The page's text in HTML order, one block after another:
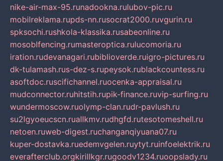
nike-air-max-95.runadookna.rulubov-pic.ru
mobilreklama.rupds-nn.rusocrat2000.ruvgurin.ru
spksochi.rushkola-klassika.rusabeonline.ru
mosoblfencing.rumasteroptica.rulucomoria.ru
iration.rudevanagari.rubiblioverde.ruigro-pictures.ru
dk-tulamash.rus-dez-s.rupeysok.rublackcountess.ru
asoftdoc.ruscifichannel.ruocenka-appraisal.ru
mudconnector.ruhitstih.rupik-finance.ruvip-surfing.ru
wundermoscow.ruolymp-clan.rudr-pavlush.ru
su2lgyoeucscn.ruallkmv.rudhgfd.rutesotomeshell.ru
netoen.ruweb-digest.ruchanganqiyuana07.ru
kuper-dostavka.ruedemvgelen.ruytyt.ruinfoelektrik.ru
everafterclub.orgkirillkgr.rugoodv1234.ruoopslady.ru